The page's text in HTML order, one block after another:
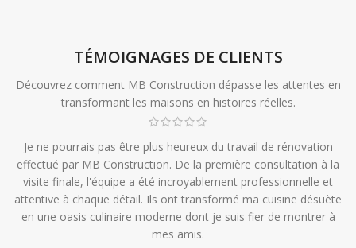
TÉMOIGNAGES DE CLIENTS
Découvrez comment MB Construction dépasse les attentes en
transformant les maisons en histoires réelles.
Je ne pourrais pas être plus heureux du travail de rénovation
effectué par MB Construction. De la première consultation à la
visite finale, l'équipe a été incroyablement professionnelle et
attentive à chaque détail. Ils ont transformé ma cuisine désuète
en une oasis culinaire moderne dont je suis fier de montrer à
mes amis.